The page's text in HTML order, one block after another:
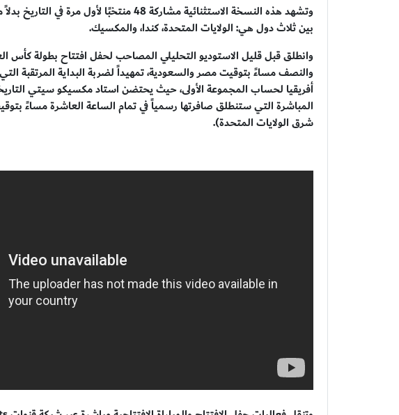
بين ثلاث دول هي: الولايات المتحدة، كندا، والمكسيك.
والنصف مساءً بتوقيت مصر والسعودية، تمهيداً لضربة البداية
أفريقيا لحساب المجموعة الأولى، حيث يحتضن استاد مكسيكو سيتي
المباشرة التي ستنطلق صافرتها رسمياً في تمام الساعة العاشرة مساءً
شرق الولايات المتحدة).